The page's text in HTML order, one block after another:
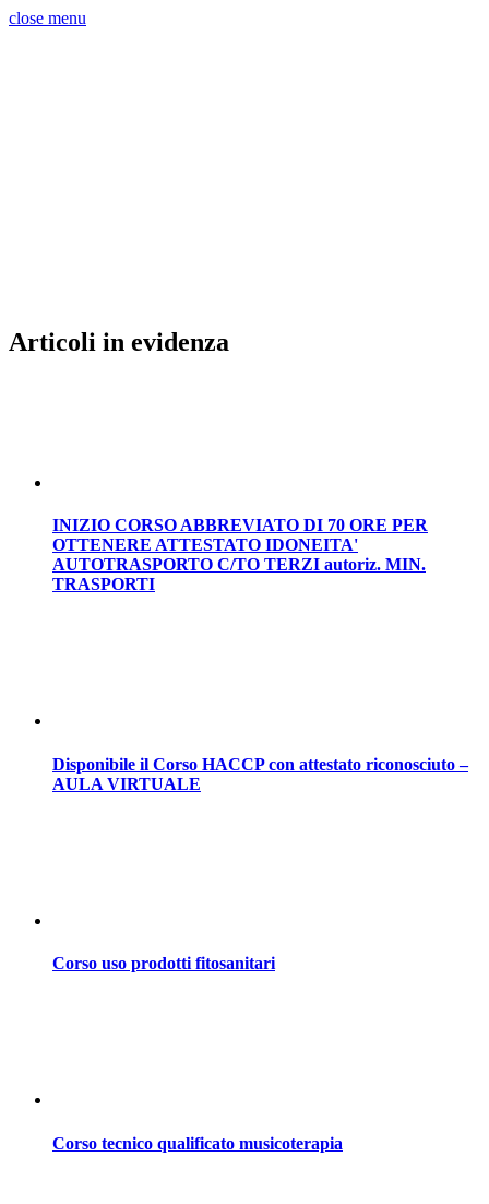
close menu
Articoli in evidenza
INIZIO CORSO ABBREVIATO DI 70 ORE PER
OTTENERE ATTESTATO IDONEITA'
AUTOTRASPORTO C/TO TERZI autoriz. MIN.
TRASPORTI
Disponibile il Corso HACCP con attestato riconosciuto –
AULA VIRTUALE
Corso uso prodotti fitosanitari
Corso tecnico qualificato musicoterapia